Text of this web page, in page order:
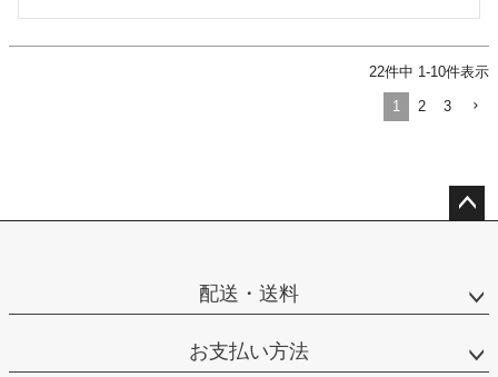
22件中 1-10件表示
1 2 3
配送・送料
お支払い方法